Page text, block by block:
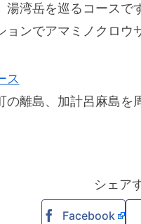
湯湾岳を巡るコースで
ョンでアマミノクロ
ス
の離島、加計呂麻島
シェア
Facebook